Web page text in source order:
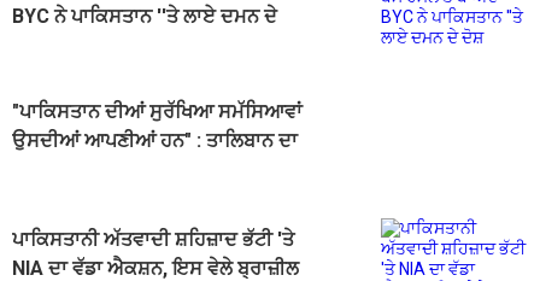
BYC ਨੇ ਪਾਕਿਸਤਾਨ ''ਤੇ ਲਾਏ ਦਮਨ ਦੇ
"ਪਾਕਿਸਤਾਨ ਦੀਆਂ ਸੁਰੱਖਿਆ ਸਮੱਸਿਆਵਾਂ
ਉਸਦੀਆਂ ਆਪਣੀਆਂ ਹਨ" : ਤਾਲਿਬਾਨ ਦਾ
ਪਾਕਿਸਤਾਨੀ ਅੱਤਵਾਦੀ ਸ਼ਹਿਜ਼ਾਦ ਭੱਟੀ 'ਤੇ
NIA ਦਾ ਵੱਡਾ ਐਕਸ਼ਨ, ਇਸ ਵੇਲੇ ਬ੍ਰਾਜ਼ੀਲ